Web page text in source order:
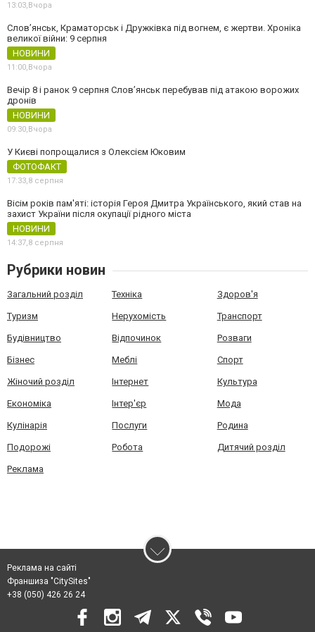
13:03,Вчора
Слов’янськ, Краматорськ і Дружківка під вогнем, є жертви. Хроніка
великої війни: 9 серпня
НОВИНИ
11:00,Вчора
Вечір 8 і ранок 9 серпня Слов’янськ перебував під атакою ворожих
дронів
НОВИНИ
09:30,Вчора
У Києві попрощалися з Олексієм Юковим
ФОТОФАКТ
17:33,8 серпня
Вісім років пам'яті: історія Героя Дмитра Українського, який став на
захист України після окупації рідного міста
НОВИНИ
14:37,8 серпня
Рубрики новин
Загальний розділ Техніка Здоров'я
Туризм Нерухомість Транспорт
Будівництво Відпочинок Розваги
Бізнес Меблі Спорт
Жіночий розділ Інтернет Культура
Економіка Інтер'єр Мода
Кулінарія Послуги Родина
Подорожі Робота Дитячий розділ
Реклама
Реклама на сайті
Франшиза "CitySites"
+38 (050) 426 26 24